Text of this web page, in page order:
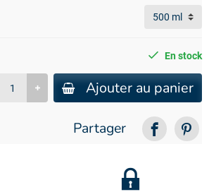
En stock
Ajouter au panier
Partager